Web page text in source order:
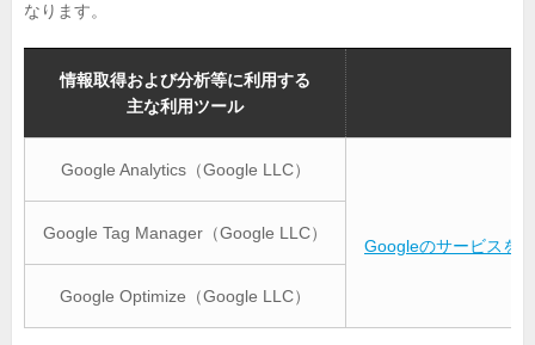
なります。
情報取得および分析等に利用する
主な利用ツール
Google Analytics（Google LLC）
Googleのサービスを
Google Tag Manager（Google LLC）
Google Optimize（Google LLC）